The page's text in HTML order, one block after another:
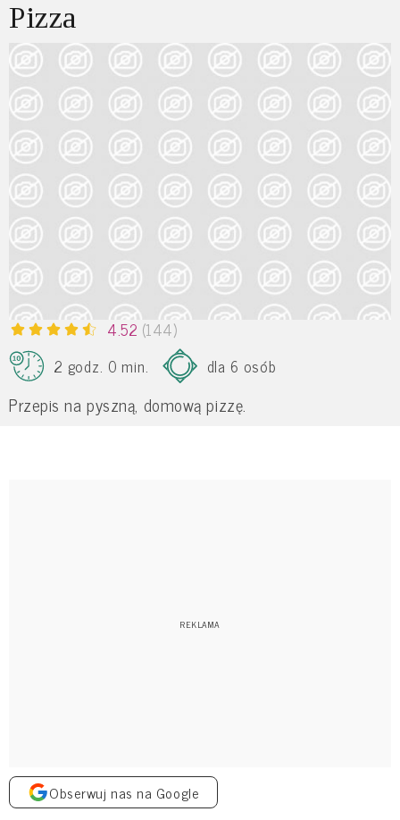
Pizza
4.52 (144)
2 godz. 0 min.
dla 6 osób
Przepis na pyszną, domową pizzę.
Obserwuj nas na Google